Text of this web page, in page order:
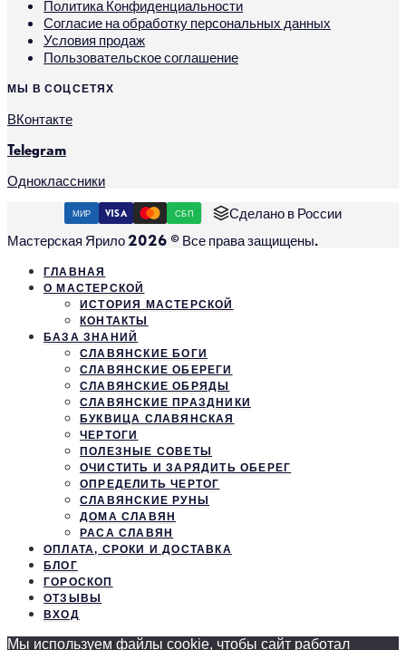
Политика Конфиденциальности
Согласие на обработку персональных данных
Условия продаж
Пользовательское соглашение
МЫ В СОЦСЕТЯХ
ВКонтакте
Telegram
Одноклассники
МИР VISA СБП
Сделано в России
Мастерская Ярило 2026 © Все права защищены.
ГЛАВНАЯ
О МАСТЕРСКОЙ
ИСТОРИЯ МАСТЕРСКОЙ
КОНТАКТЫ
БАЗА ЗНАНИЙ
СЛАВЯНСКИЕ БОГИ
СЛАВЯНСКИЕ ОБЕРЕГИ
СЛАВЯНСКИЕ ОБРЯДЫ
СЛАВЯНСКИЕ ПРАЗДНИКИ
БУКВИЦА СЛАВЯНСКАЯ
ЧЕРТОГИ
ПОЛЕЗНЫЕ СОВЕТЫ
ОЧИСТИТЬ И ЗАРЯДИТЬ ОБЕРЕГ
ОПРЕДЕЛИТЬ ЧЕРТОГ
СЛАВЯНСКИЕ РУНЫ
ДОМА СЛАВЯН
РАСА СЛАВЯН
ОПЛАТА, СРОКИ И ДОСТАВКА
БЛОГ
ГОРОСКОП
ОТЗЫВЫ
ВХОД
Мы используем файлы cookie, чтобы сайт работал